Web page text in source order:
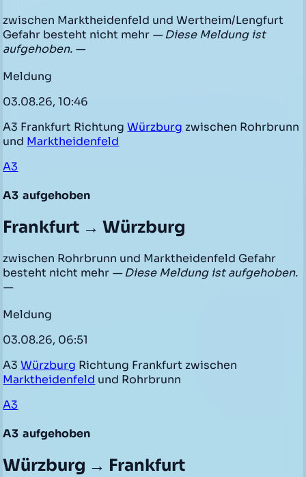
zwischen Marktheidenfeld und Wertheim/Lengfurt
Gefahr besteht nicht mehr — Diese Meldung ist
aufgehoben. —
Meldung
03.08.26, 10:46
A3 Frankfurt RichtungWürzburg zwischen Rohrbrunn
und Marktheidenfeld
A3
A3 aufgehoben
Frankfurt → Würzburg
zwischen Rohrbrunn und Marktheidenfeld Gefahr
besteht nicht mehr — Diese Meldung ist aufgehoben.
—
Meldung
03.08.26, 06:51
A3Würzburg Richtung Frankfurt zwischen
Marktheidenfeld und Rohrbrunn
A3
A3 aufgehoben
Würzburg → Frankfurt